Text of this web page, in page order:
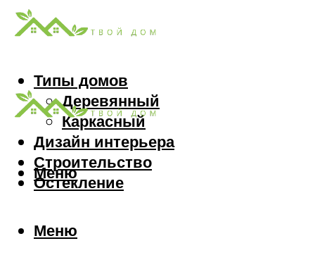
Типы домов
Деревянный
Каркасный
Дизайн интерьера
Строительство
Остекление
Меню
Меню